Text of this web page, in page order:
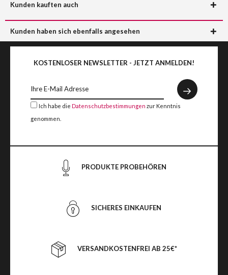
Kunden kauften auch
Kunden haben sich ebenfalls angesehen
KOSTENLOSER NEWSLETTER - JETZT ANMELDEN!
Ich habe die Datenschutzbestimmungen zur Kenntnis
genommen.
PRODUKTE PROBEHÖREN
SICHERES EINKAUFEN
VERSANDKOSTENFREI AB 25€*